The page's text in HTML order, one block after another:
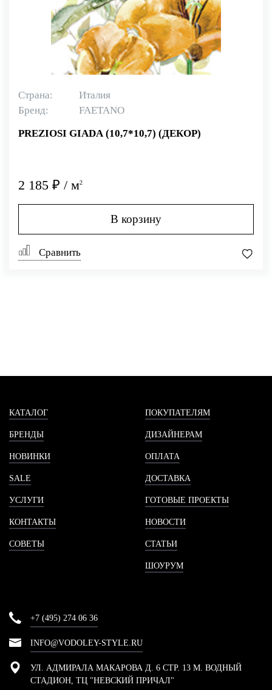
Страна:
Италия
Бренд:
FAETANO
PREZIOSI GIADA (10,7*10,7) (ДЕКОР)
2 185 ₽ / м2
В корзину
Сравнить
КАТАЛОГ
БРЕНДЫ
НОВИНКИ
SALE
УСЛУГИ
КОНТАКТЫ
СОВЕТЫ
ПОКУПАТЕЛЯМ
ДИЗАЙНЕРАМ
ОПЛАТА
ДОСТАВКА
ГОТОВЫЕ ПРОЕКТЫ
НОВОСТИ
СТАТЬИ
ШОУРУМ
+7 (495) 274 06 36
INFO@VODOLEY-STYLE.RU
УЛ. АДМИРАЛА МАКАРОВА Д. 6 СТР. 13 М. ВОДНЫЙ
СТАДИОН, ТЦ "НЕВСКИЙ ПРИЧАЛ"